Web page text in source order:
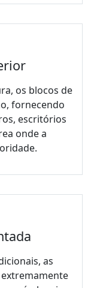
os blocos de
fornecendo
escritórios
onde a
as